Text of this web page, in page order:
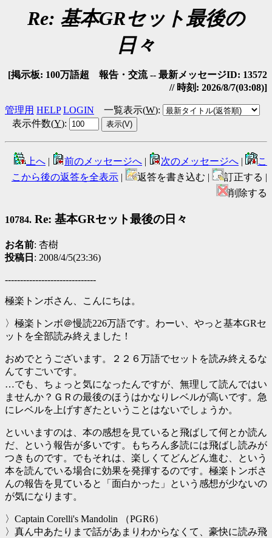
Re: 基本GRセット最後の
日々
[掲示板: 100万語超 報告・交流 -- 最新メッセージID: 13572
// 時刻: 2026/8/7(03:08)]
管理用 HELP LOGIN 一覧表示(W):
表示件数(Y):
上へ | 前のメッセージへ | 次のメッセージへ |
こ
こから後の返答を全表示 | 返答を書き込む |
訂正する |
削除する
10784. Re: 基本GRセット最後の日々
お名前: 杏樹
投稿日 : 2008/4/5(23:36)
------------------------------
極楽トンボさん、こんにちは。
〉極楽トンボ＠慢読226万語です。わーい、やっと基本GRセ
ットを全部読み終えました！
おめでとうございます。２２６万語でセットを読み終えるな
んてすごいです。
…でも、ちょっと気になったんですが、無理して読んではい
ませんか？ＧＲの最後のほうはかなりレベルが高いです。急
にレベルを上げすぎたということはないでしょうか。
といいますのは、本の感想を見ていると飛ばして何とか読ん
だ、という報告が多いです。もちろん多読には飛ばし読みが
つきものです。でもそれは、楽しくてどんどん進む、という
本を読んでいる場合に効果を発揮するのです。極楽トンボさ
んの報告を見ていると「面白かった」という感想が少ないの
が気になります。
〉Captain Corelli's Mandolin （PGR6）
〉真ん中あたりまで話があまりわからなくて、豪快に読み飛